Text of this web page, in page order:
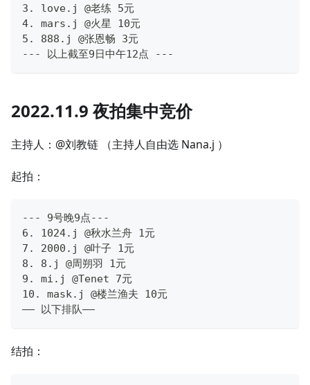
3. love.j @老练 5元
4. mars.j @火星 10元
5. 888.j @张恩畅 3元
--- 以上截至9日中午12点 ---
2022.11.9 夜拍集中竞价
主持人：@刘教链 （主持人自由选 Nana.j ）
起拍：
--- 9号晚9点---
6. 1024.j @秋水兰舟 1元
7. 2000.j @叶子 1元
8. 8.j @周朔羽 1元
9. mi.j @Tenet 7元
10. mask.j @楼兰渔夫 10元
—— 以下排队——
结拍：